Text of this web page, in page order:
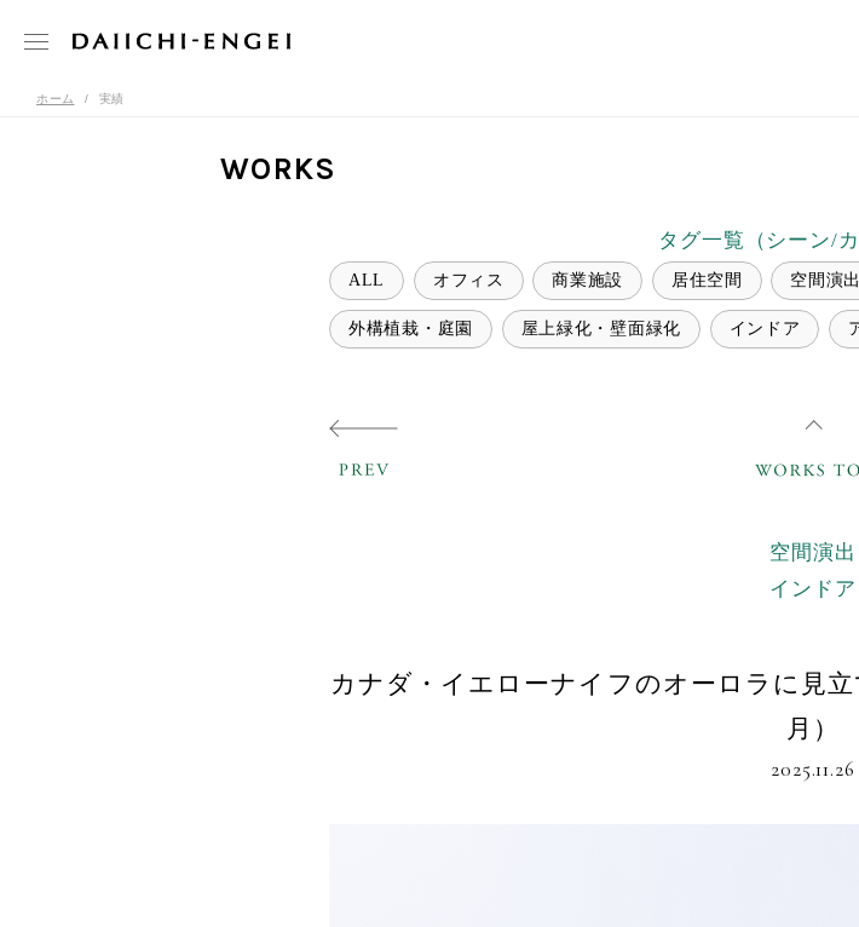
ホーム 実績
WORKS
タグ一覧（シーン/カ
ALL オフィス 商業施設 居住空間 空間演出
外構植栽・庭園 屋上緑化・壁面緑化 インドア
空間演出
インドア
カナダ・イエローナイフのオーロラに見
月）
2025.11.26